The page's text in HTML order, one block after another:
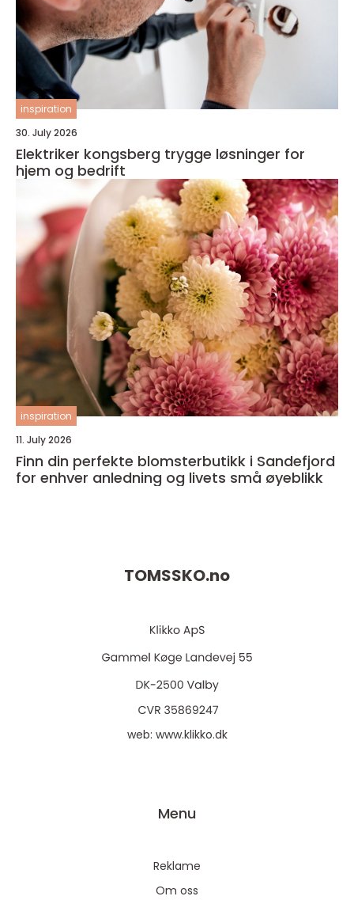
inspiration
30. July 2026
Elektriker kongsberg trygge løsninger for
hjem og bedrift
inspiration
11. July 2026
Finn din perfekte blomsterbutikk i Sandefjord
for enhver anledning og livets små øyeblikk
TOMSSKO.no
web: www.klikko.dk
Menu
Reklame
Om oss